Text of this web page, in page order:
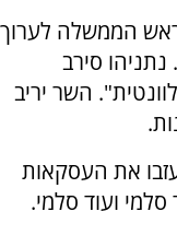
הממשלה לערוך
סירב
השר יריב
את העסקאות
ועוד סלמי.